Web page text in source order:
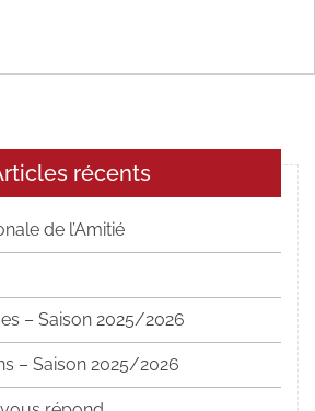
récents
de l’Amitié
– Saison 2025/2026
– Saison 2025/2026